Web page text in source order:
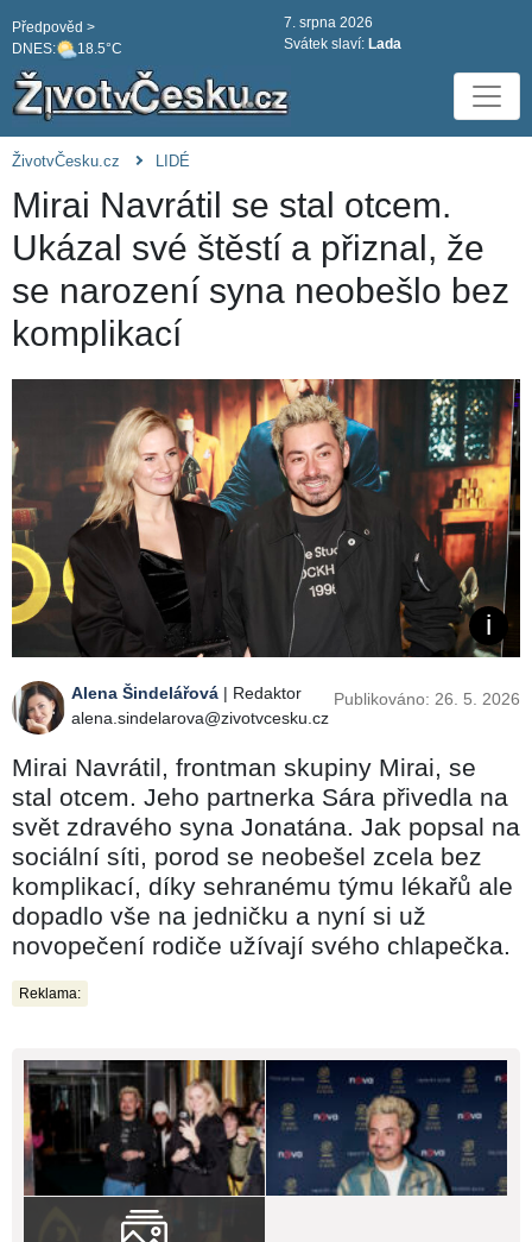
DNES: 18.5°C
Předpověd >
7. srpna 2026
Svátek slaví: Lada
ŽivotvČesku.cz LIDÉ
Mirai Navrátil se stal otcem.
Ukázal své štěstí a přiznal, že
se narození syna neobešlo bez
komplikací
Alena Šindelářová | Redaktor
alena.sindelarova@zivotvcesku.cz
Publikováno: 26. 5. 2026
Mirai Navrátil, frontman skupiny Mirai, se
stal otcem. Jeho partnerka Sára přivedla na
svět zdravého syna Jonatána. Jak popsal na
sociální síti, porod se neobešel zcela bez
komplikací, díky sehranému týmu lékařů ale
dopadlo vše na jedničku a nyní si už
novopečení rodiče užívají svého chlapečka.
Reklama: